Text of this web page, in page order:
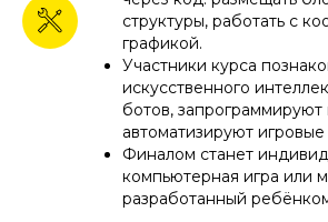
структуры, работать с
графикой.
Участники курса
искусственного
ботов,
автоматизируют
Финалом станет
компьютерная игра или
разработанный